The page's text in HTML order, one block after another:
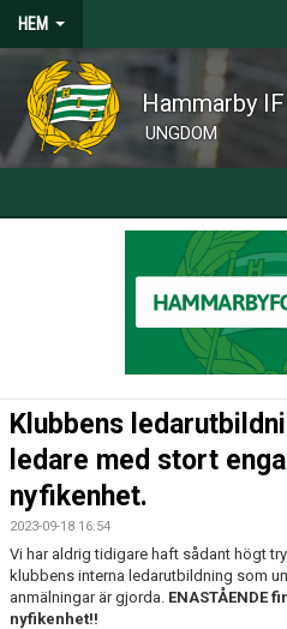
HEM
Hammarby
UNGDOM
CAMPER, CLINICS OCH
Klubbens
ledare med stort
nyfikenhet.
2023-09-18 16:54
Vi har aldrig tidigare haft sådant högt
klubbens interna ledarutbildning som
anmälningar är gjorda. ENASTÅENDE
nyfikenhet!!